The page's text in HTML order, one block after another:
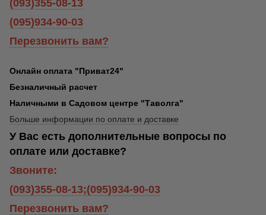
(093)355-08-13
(095)934-90-03
Перезвонить вам?
Онлайн оплата "Приват24"
Безналичный расчет
Наличными в Садовом центре "Таволга"
Больше информации по оплате и доставке
У Вас есть дополнительные вопросы по
оплате или доставке?
Звоните:
(093)355-08-13;(095)934-90-03
Перезвонить вам?